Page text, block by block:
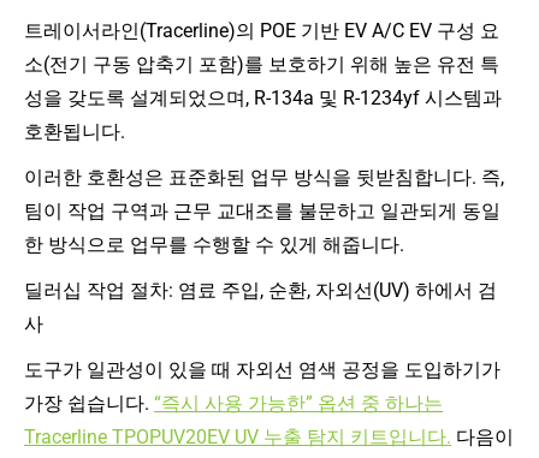
트레이서라인(Tracerline)의 POE 기반 EV A/C EV 구성 요
소(전기 구동 압축기 포함)를 보호하기 위해 높은 유전 특
성을 갖도록 설계되었으며, R-134a 및 R-1234yf 시스템과
호환됩니다.
이러한 호환성은 표준화된 업무 방식을 뒷받침합니다. 즉,
팀이 작업 구역과 근무 교대조를 불문하고 일관되게 동일
한 방식으로 업무를 수행할 수 있게 해줍니다.
딜러십 작업 절차: 염료 주입, 순환, 자외선(UV) 하에서 검
사
도구가 일관성이 있을 때 자외선 염색 공정을 도입하기가
가장 쉽습니다. “즉시 사용 가능한” 옵션 중 하나는
Tracerline TPOPUV20EV UV 누출 탐지 키트입니다. 다음이